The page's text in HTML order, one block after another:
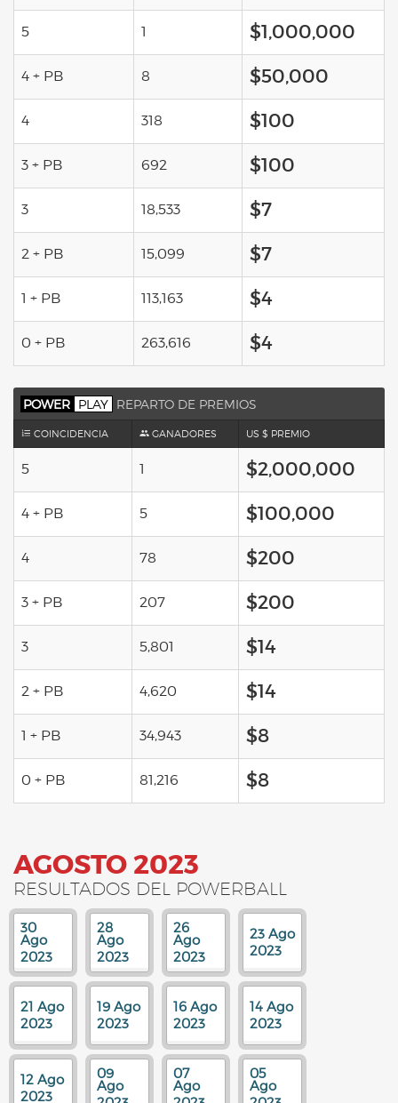
5 1 $1,000,000
4 + PB 8 $50,000
4 318 $100
3 + PB 692 $100
3 18,533 $7
2 + PB 15,099 $7
1 + PB 113,163 $4
0 + PB 263,616 $4
POWER PLAY REPARTO DE PREMIOS
COINCIDENCIA GANADORES US $ PREMIO
5 1 $2,000,000
4 + PB 5 $100,000
4 78 $200
3 + PB 207 $200
3 5,801 $14
2 + PB 4,620 $14
1 + PB 34,943 $8
0 + PB 81,216 $8
AGOSTO 2023
RESULTADOS DEL POWERBALL
30
Ago
2023
28
Ago
2023
26
Ago
2023
23 Ago
2023
21 Ago
2023
19 Ago
2023
16 Ago
2023
14 Ago
2023
12 Ago
2023
09
Ago
07
Ago
05
Ago